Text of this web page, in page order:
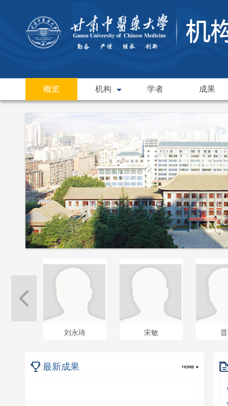
概览 机构 学者 成果
刘永琦 宋敏
最新成果